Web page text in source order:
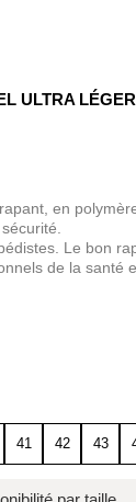
ULTRA
en
Le bon
de la santé
41 42 43